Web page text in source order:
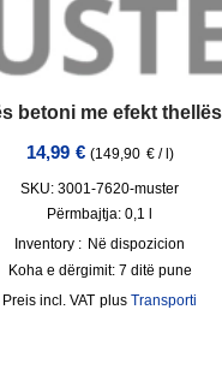
betoni me efekt
14,99 € (149,90 €/ )
SKU: 3001-7620-muster
Përmbajtja: 0,1 l
Inventory : Në dispozicion
Koha e dërgimit: 7 ditë pune
incl. VAT plus Transporti